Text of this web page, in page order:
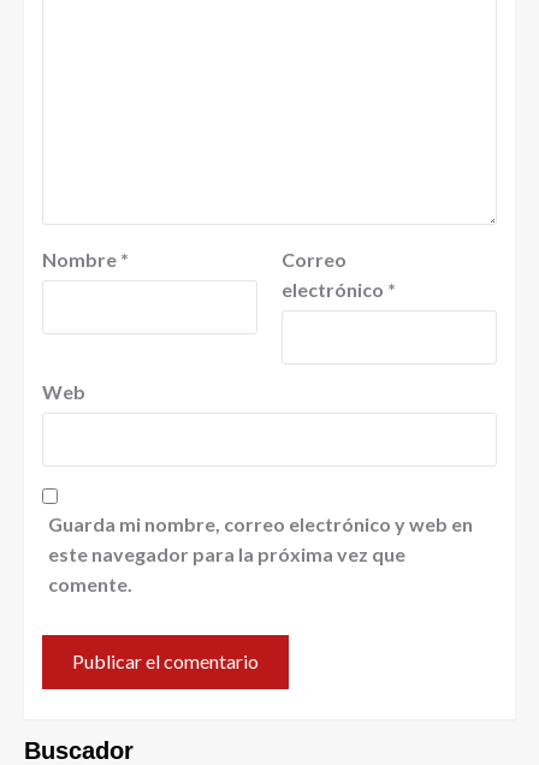
Nombre *
Correo
electrónico *
Web
Guarda mi nombre, correo electrónico y web en
este navegador para la próxima vez que
comente.
Buscador